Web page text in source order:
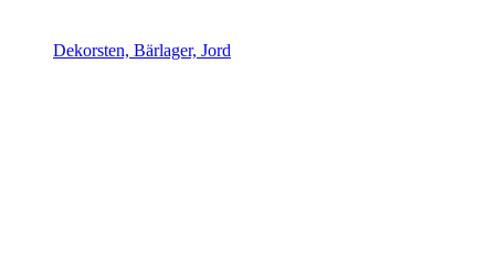
Dekorsten, Bärlager, Jord